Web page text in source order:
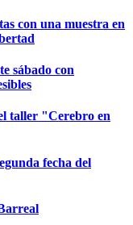
con una muestra en
sábado con
taller "Cerebro en
fecha del